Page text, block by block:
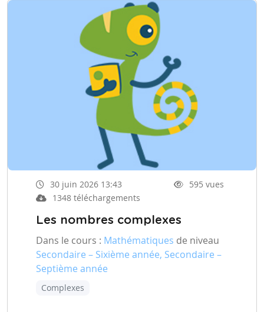
30 juin 2026 13:43
595 vues
1348 téléchargements
Les nombres complexes
Dans le cours : Mathématiques de niveau
Secondaire – Sixième année, Secondaire –
Septième année
Complexes